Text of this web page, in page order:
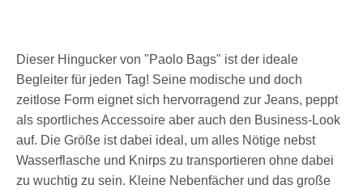
Dieser Hingucker von "Paolo Bags" ist der ideale
Begleiter für jeden Tag! Seine modische und doch
zeitlose Form eignet sich hervorragend zur Jeans, peppt
als sportliches Accessoire aber auch den Business-Look
auf. Die Größe ist dabei ideal, um alles Nötige nebst
Wasserflasche und Knirps zu transportieren ohne dabei
zu wuchtig zu sein. Kleine Nebenfächer und das große